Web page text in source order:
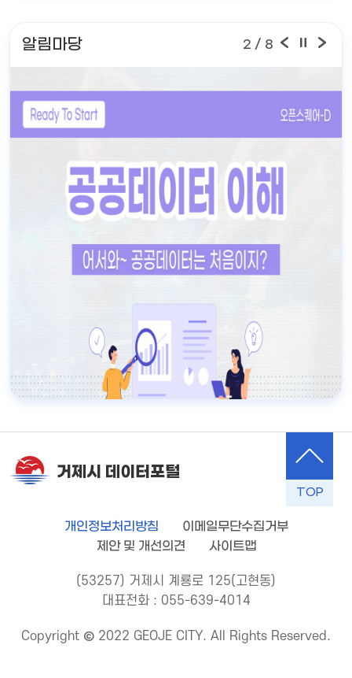
알림마당 2 / 8
거제시 데이터포털
개인정보처리방침
이메일무단수집거부
제안 및 개선의견
사이트맵
(53257) 거제시 계룡로 125(고현동)
대표전화 : 055-639-4014
Copyright © 2022 GEOJE CITY. All Rights Reserved.
TOP